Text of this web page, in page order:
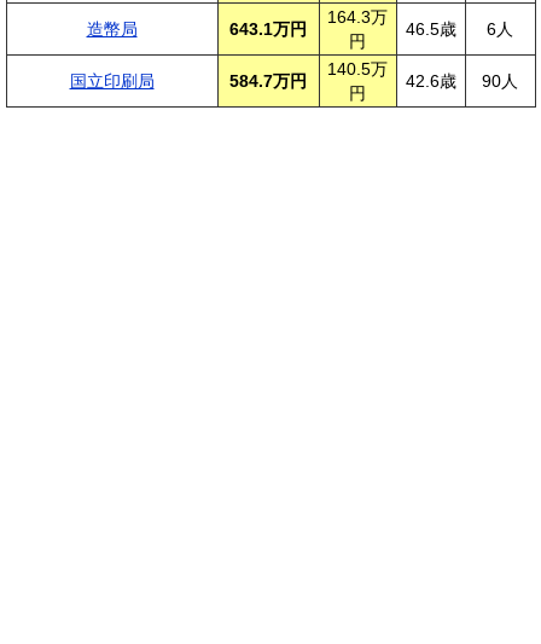
造幣局 643.1万円
164.3万
円
46.5歳 6人
国立印刷局 584.7万円
140.5万
円
42.6歳 90人